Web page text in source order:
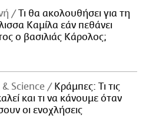
Τι θα ακολουθήσει για τη
Καμίλα εάν πεθάνει
ο βασιλιάς Κάρολος;
& Science
Κράμπες: Τι τις
και τι να κάνουμε όταν
οι ενοχλήσεις